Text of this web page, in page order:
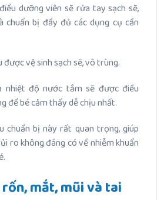
dưỡng viên sẽ rửa tay sạch sẽ,
chuẩn bị đầy đủ các dụng cụ cần
vệ sinh sạch sẽ, vô trùng.
nhiệt độ nước tắm sẽ được điều
để bé cảm thấy dễ chịu nhất.
chuẩn bị này rất quan trọng, giúp
ro không đáng có về nhiễm khuẩn
rốn, mắt, mũi và tai